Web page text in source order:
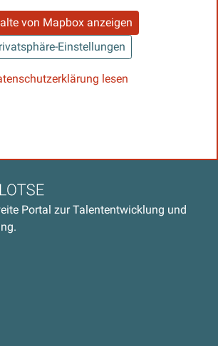
von Mapbox anzeigen
Einstellungen
lesen
Portal zur Talententwicklung und